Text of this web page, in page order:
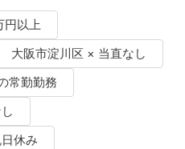
円以上
大阪市淀川区 × 当直なし
常勤勤務
休み